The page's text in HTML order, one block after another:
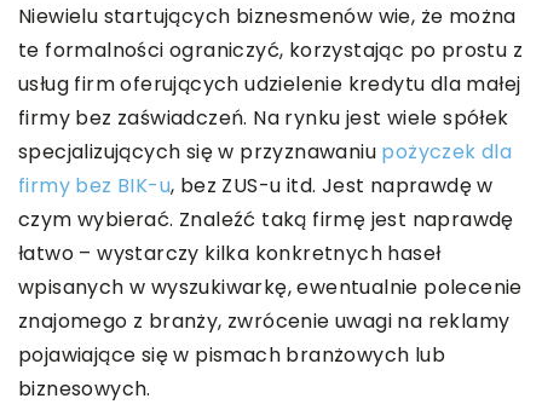
Niewielu startujących biznesmenów wie, że można
te formalności ograniczyć, korzystając po prostu z
usług firm oferujących udzielenie kredytu dla małej
firmy bez zaświadczeń. Na rynku jest wiele spółek
specjalizujących się w przyznawaniu pożyczek dla
firmy bez BIK-u, bez ZUS-u itd. Jest naprawdę w
czym wybierać. Znaleźć taką firmę jest naprawdę
łatwo – wystarczy kilka konkretnych haseł
wpisanych w wyszukiwarkę, ewentualnie polecenie
znajomego z branży, zwrócenie uwagi na reklamy
pojawiające się w pismach branżowych lub
biznesowych.